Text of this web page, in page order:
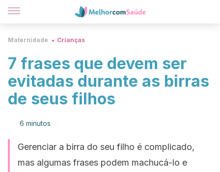
Maternidade Crianças
7 frases que devem ser
evitadas durante as birras
de seus filhos
6 minutos
Gerenciar a birra do seu filho é complicado,
mas algumas frases podem machucá-lo e